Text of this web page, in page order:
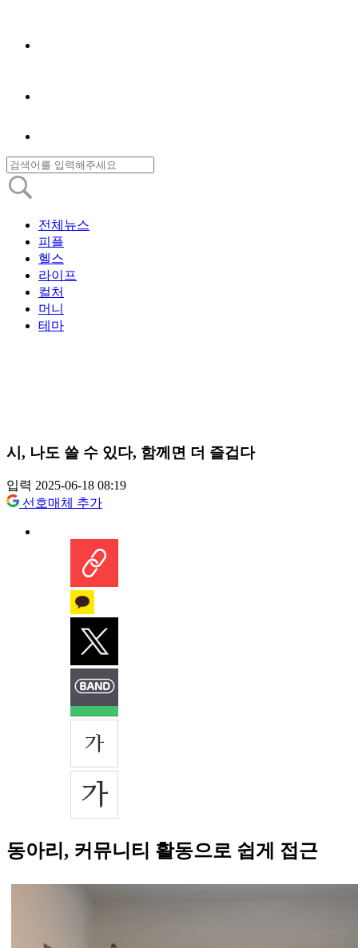
전체뉴스
피플
헬스
라이프
컬처
머니
테마
시, 나도 쓸 수 있다, 함께면 더 즐겁다
입력 2025-06-18 08:19
선호매체 추가
동아리, 커뮤니티 활동으로 쉽게 접근